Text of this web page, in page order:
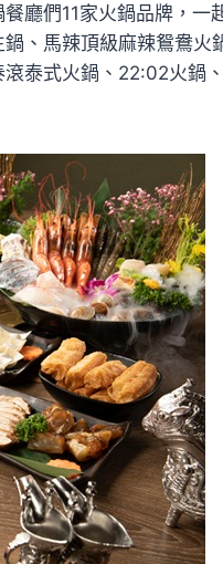
廳們11家火鍋品牌，一
、馬辣頂級麻辣鴛鴦火
泰式火鍋、22:02火鍋